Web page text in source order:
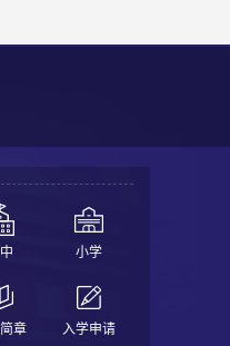
小学
章 入学申请